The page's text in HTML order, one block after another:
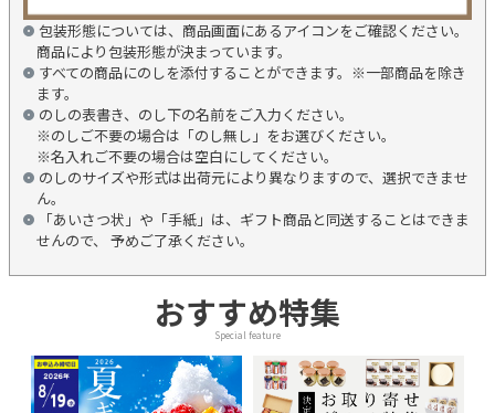
包装形態については、商品画面にあるアイコンをご確認ください。
商品により包装形態が決まっています。
すべての商品にのしを添付することができます。※一部商品を除き
ます。
のしの表書き、のし下の名前をご入力ください。
※のしご不要の場合は「のし無し」をお選びください。
※名入れご不要の場合は空白にしてください。
のしのサイズや形式は出荷元により異なりますので、選択できませ
ん。
「あいさつ状」や「手紙」は、ギフト商品と同送することはできま
せんので、 予めご了承ください。
おすすめ特集
Special feature